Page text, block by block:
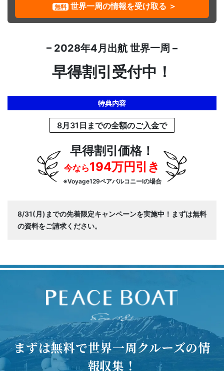
無料 世界一周の情報を受け取る ＞
– 2028年4月出航 世界一周 –
早得割引受付中！
特典内容
8月31日までの全額のご入金で
早得割引価格！
今なら194万円引き
※Voyage129ペアバルコニーIの場合
8/31(月)までの先着限定キャンペーンを実施中！まずは無料
の資料をご請求ください。
まずは無料で世界一周クルーズの情
報収集！